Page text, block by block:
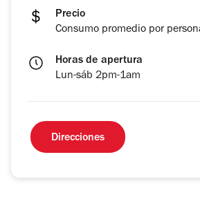
Precio
Consumo promedio por
Horas de apertura
Lun-sáb 2pm-1am
Direcciones